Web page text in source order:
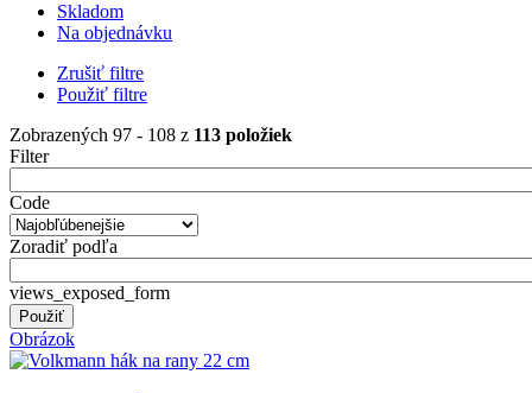
Skladom
Na objednávku
Zrušiť filtre
Použiť filtre
Zobrazených 97 - 108 z 113 položiek
Filter
Code
Zoradiť podľa
views_exposed_form
Obrázok